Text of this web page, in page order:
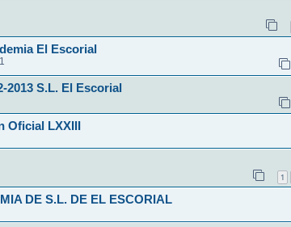
El Escorial
2013 S.L. El Escorial
LXXIII
1
DE S.L. DE EL ESCORIAL